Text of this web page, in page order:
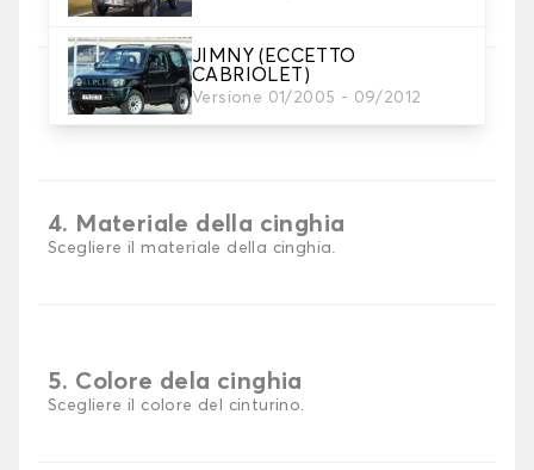
JIMNY (ECCETTO
CABRIOLET)
Versione 01/2005 - 09/2012
scegli il materiale del tappetini per baule
3. Colori dei tappetini
Scegli il materiale del tappetino baule.
4. Materiale della cinghia
Scegliere il materiale della cinghia.
5. Colore dela cinghia
Scegliere il colore del cinturino.